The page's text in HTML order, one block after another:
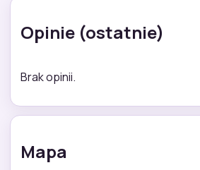
Opinie (ostatnie)
Brak opinii.
Mapa